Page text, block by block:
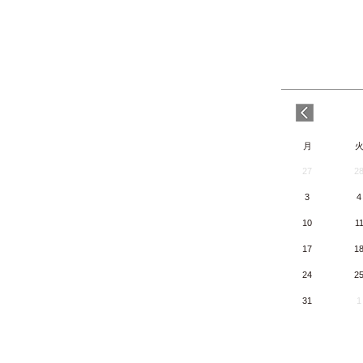
月 火
27
3 4
10 11
17
24
31 1